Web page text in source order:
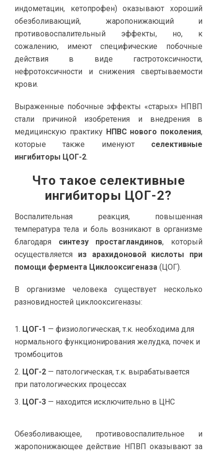
индометацин, кетопрофен) оказывают хороший
обезболивающий, жаропонижающий и
противовоспалительный эффекты, но, к
сожалению, имеют специфические побочные
действия в виде гастротоксичности,
нефротоксичности и снижения свертываемости
крови.
Выраженные побочные эффекты «старых» НПВП
стали причиной изобретения и внедрения в
медицинскую практику НПВС нового поколения,
которые также именуют селективные
ингибиторы ЦОГ-2.
Что такое селективные
ингибиторы ЦОГ-2?
Воспалительная реакция, повышенная
температура тела и боль возникают в организме
благодаря синтезу простагландинов, который
осуществляется из арахидоновой кислоты при
помощи фермента Циклооксигеназа (ЦОГ).
В организме человека существует несколько
разновидностей циклооксигеназы:
ЦОГ-1 — физиологическая, т.к. необходима для
нормального функционирования желудка, почек и
тромбоцитов
ЦОГ-2 — патологическая, т.к. вырабатывается
при патологических процессах
ЦОГ-3 — находится исключительно в ЦНС
Обезболивающее, противовоспалительное и
жаропонижающее действие НПВП оказывают за